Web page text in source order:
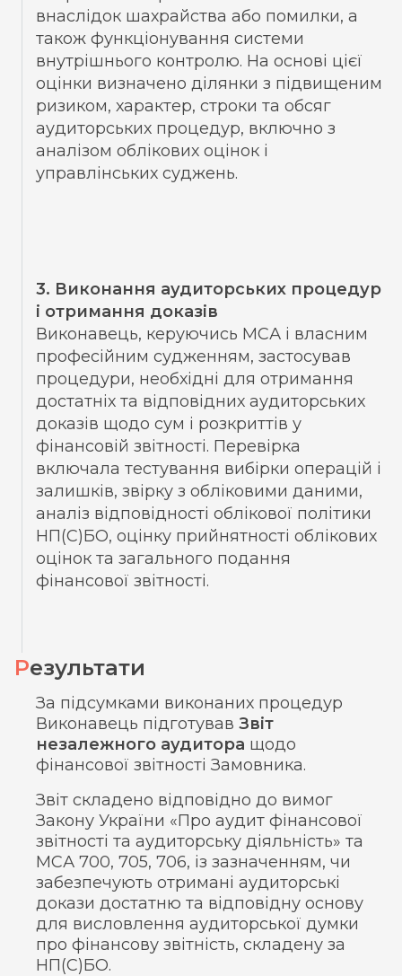
внаслідок шахрайства або помилки, а
також функціонування системи
внутрішнього контролю. На основі цієї
оцінки визначено ділянки з підвищеним
ризиком, характер, строки та обсяг
аудиторських процедур, включно з
аналізом облікових оцінок і
управлінських суджень.
3. Виконання аудиторських процедур
і отримання доказів
Виконавець, керуючись МСА і власним
професійним судженням, застосував
процедури, необхідні для отримання
достатніх та відповідних аудиторських
доказів щодо сум і розкриттів у
фінансовій звітності. Перевірка
включала тестування вибірки операцій і
залишків, звірку з обліковими даними,
аналіз відповідності облікової політики
НП(С)БО, оцінку прийнятності облікових
оцінок та загального подання
фінансової звітності.
Результати
За підсумками виконаних процедур
Виконавець підготував Звіт
незалежного аудитора щодо
фінансової звітності Замовника.
Звіт складено відповідно до вимог
Закону України «Про аудит фінансової
звітності та аудиторську діяльність» та
МСА 700, 705, 706, із зазначенням, чи
забезпечують отримані аудиторські
докази достатню та відповідну основу
для висловлення аудиторської думки
про фінансову звітність, складену за
НП(С)БО.